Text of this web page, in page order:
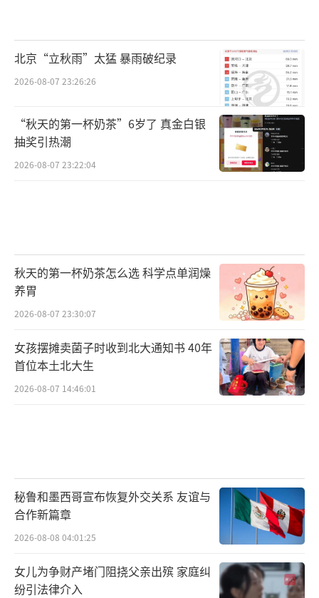
北京“立秋雨”太猛 暴雨破纪录
2026-08-07 23:26:26
“秋天的第一杯奶茶”6岁了 真金白银
抽奖引热潮
2026-08-07 23:22:04
秋天的第一杯奶茶怎么选 科学点单润燥
养胃
2026-08-07 23:30:07
女孩摆摊卖菌子时收到北大通知书 40年
首位本土北大生
2026-08-07 14:46:01
秘鲁和墨西哥宣布恢复外交关系 友谊与
合作新篇章
2026-08-08 04:01:25
女儿为争财产堵门阻挠父亲出殡 家庭纠
纷引法律介入